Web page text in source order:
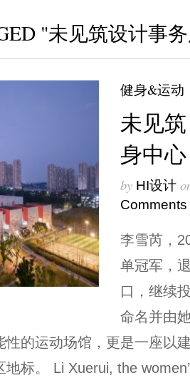
"未见筑设计事
健身&运动
未见
身中
by HI设计
Comments
李雪芮，
单冠军，
口，继续
命名并由
性的运动场馆，更是一座以
标。 Li Xuerui, the